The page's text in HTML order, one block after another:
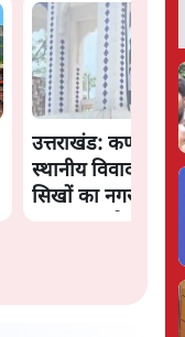
उत्तराखंड: कर्णप्रयाग
स्थानीय विवाद के
सिखों का नगरासू